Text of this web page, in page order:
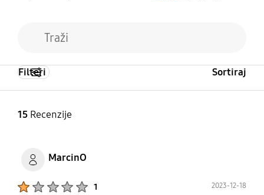
15Recenzije
Filteri Sortiraj
MarcinO
1 2023-12-18